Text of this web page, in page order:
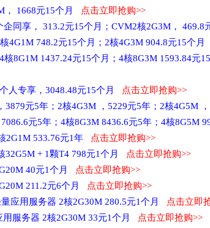
， 1668元15个月
点击立即抢购>>
同享， 313.2元15个月；CVM2核2G3M， 469.8
4G1M 748.2元15个月；2核4G3M 904.8元15个月
8G1M 1437.24元15个月；4核8G3M 1593.84元
人专享，3048.48元15个月
点击立即抢购>>
3879元5年；2核4G3M ，5229元5年；2核4G5M
元5年；4核8G3M 8436.6元5年；4核8G5M
2G1M 533.76元1年
点击立即抢购>>
32G5M + 1颗T4 798元1个月
点击立即抢购>>
40元1个月
点击立即抢购>>
211.2元6个月
点击立即抢购>>
应用服务器 2核2G30M 280.5元1个月
点击立即
服务器 2核2G30M 33元1个月
点击立即抢购>>